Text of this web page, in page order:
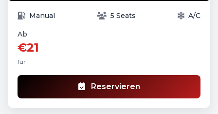
Manual 5 Seats A/C
Ab
€21
für
Reservieren